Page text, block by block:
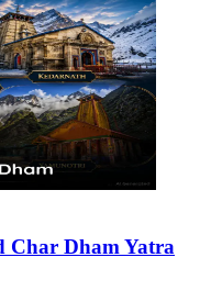
Char Dham Yatra